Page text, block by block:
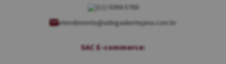
(11) 5094-5760
atendimento@adegaalentejana.com.br
SAC E-commerce: